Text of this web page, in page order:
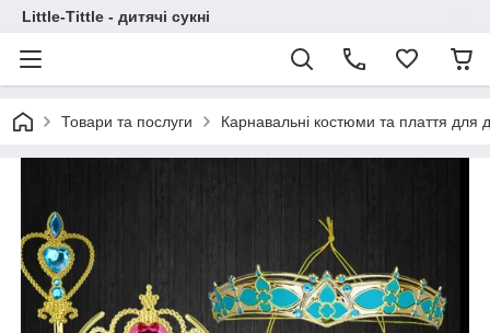
Little-Tittle - дитячі сукні
Товари та послуги Карнавальні костюми та плаття для